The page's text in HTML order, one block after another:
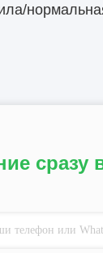
сразу